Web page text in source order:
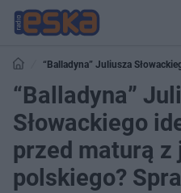
“Balladyna” Juliusza
polskiego? Sprawdź w Quizie swoją
“Balladyna”
Słowackiego
przed maturą z
polskiego?